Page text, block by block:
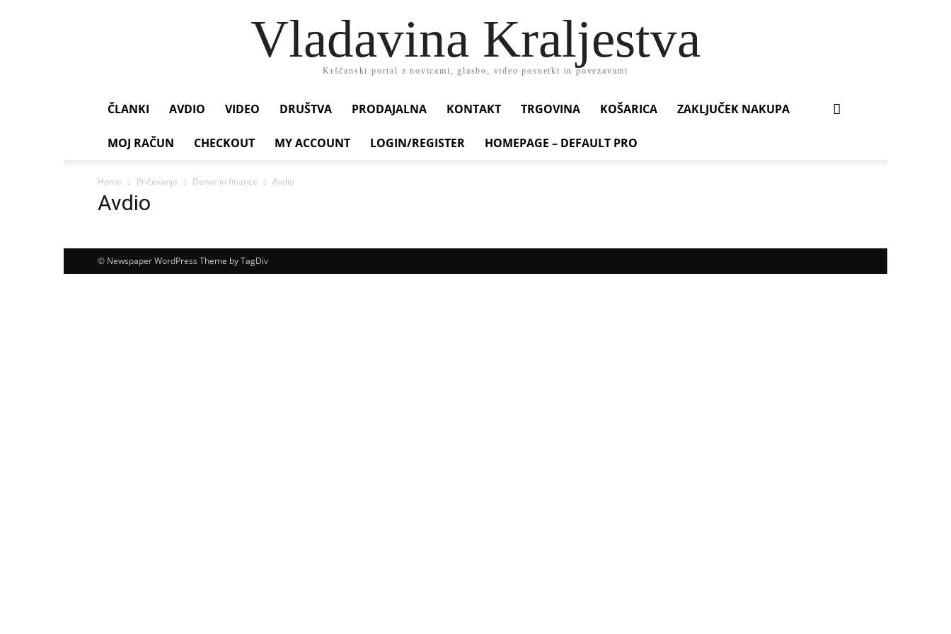
Vladavina Kraljestva
Krščanski portal z novicami, glasbo, video posnetki in povezavami
ČLANKI AVDIO VIDEO DRUŠTVA PRODAJALNA KONTAKT TRGOVINA KOŠARICA ZAKLJUČEK NAKUPA
MOJ RAČUN CHECKOUT MY ACCOUNT LOGIN/REGISTER HOMEPAGE – DEFAULT PRO
Home Pričevanja Denar in finance Avdio
Avdio
© Newspaper WordPress Theme by TagDiv